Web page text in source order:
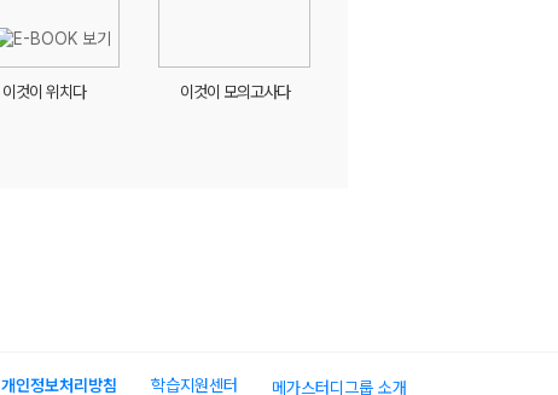
이것이 위치다 이것이 모의고사다
개인정보처리방침 학습지원센터 메가스터디그룹 소개